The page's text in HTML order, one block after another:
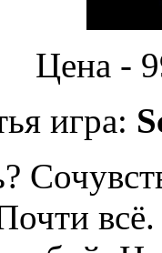
Цена -
игра: